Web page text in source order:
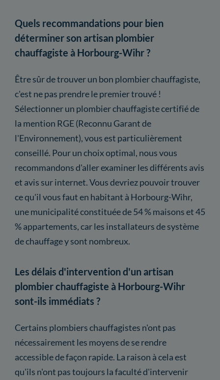
Quels recommandations pour bien
déterminer son artisan plombier
chauffagiste à Horbourg-Wihr ?
Être sûr de trouver un bon plombier chauffagiste,
c'est ne pas prendre le premier trouvé !
Sélectionner un plombier chauffagiste certifié de
la mention RGE (Reconnu Garant de
l'Environnement), vous est particulièrement
conseillé. Pour un choix optimal, nous vous
recommandons d'aller examiner les différents avis
et avis sur internet. Vous devriez pouvoir trouver
ce qu'il vous faut en habitant à Horbourg-Wihr,
une municipalité constituée de 54 % maisons et 45
% appartements, car les installateurs de système
de chauffage y sont nombreux.
Les délais d'intervention d'un artisan
plombier chauffagiste à Horbourg-Wihr
sont-ils immédiats ?
Certains plombiers chauffagistes n'ont pas
nécessairement les moyens de se rendre
accessible de façon rapide. La raison à cela est
qu'ils n'ont pas toujours la faculté d'intervenir